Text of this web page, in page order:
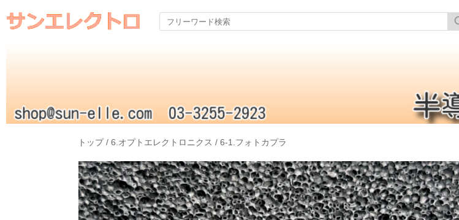
トップ/ 6.オプトエレクトロニクス / 6-1.フォトカプラ